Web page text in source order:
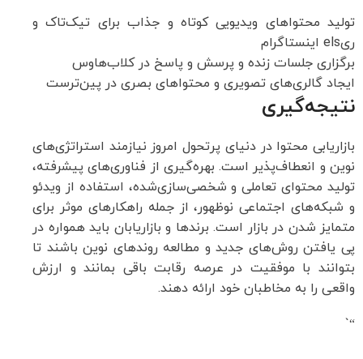
تولید محتواهای ویدیویی کوتاه و جذاب برای تیک‌تاک و
ریels اینستاگرام
برگزاری جلسات زنده و پرسش و پاسخ در کلاب‌هاوس
ایجاد گالری‌های تصویری و محتواهای بصری در پین‌ترست
نتیجه‌گیری
بازاریابی محتوا در دنیای پرتحول امروز نیازمند استراتژی‌های
نوین و انعطاف‌پذیر است. بهره‌گیری از فناوری‌های پیشرفته،
تولید محتوای تعاملی و شخصی‌سازی‌شده، استفاده از ویدئو
و شبکه‌های اجتماعی نوظهور، از جمله راهکارهای موثر برای
متمایز شدن در بازار است. برندها و بازاریابان باید همواره در
پی یافتن روش‌های جدید و مطالعه روندهای نوین باشند تا
بتوانند با موفقیت در عرصه رقابت باقی بمانند و ارزش
واقعی را به مخاطبان خود ارائه دهند.
“`